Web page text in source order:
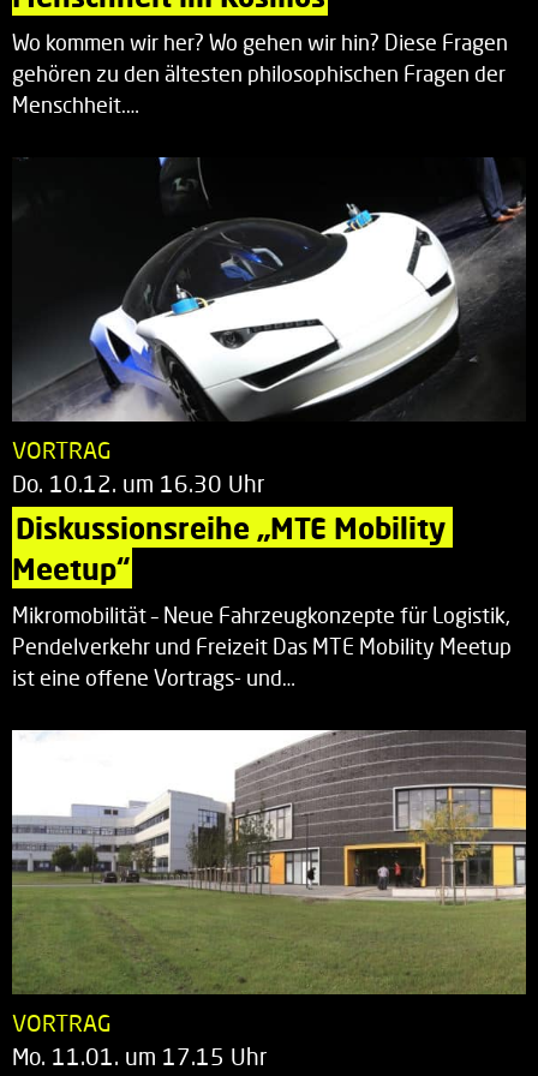
Wo kommen wir her? Wo gehen wir hin? Diese Fragen
gehören zu den ältesten philosophischen Fragen der
Menschheit.…
VORTRAG
Do. 10.12. um 16.30 Uhr
Diskussionsreihe „MTE Mobility
Meetup“
Mikromobilität – Neue Fahrzeugkonzepte für Logistik,
Pendelverkehr und Freizeit Das MTE Mobility Meetup
ist eine offene Vortrags- und…
VORTRAG
Mo. 11.01. um 17.15 Uhr